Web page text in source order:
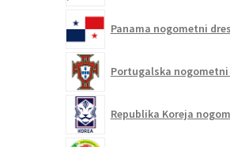
Panama nogometni
Portugalska nogometni
Republika Koreja